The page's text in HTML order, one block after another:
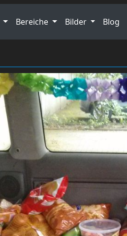
Bereiche Bilder Blog